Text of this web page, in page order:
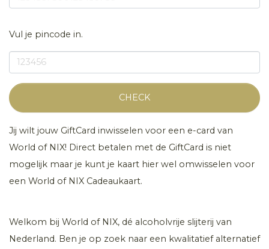
Vul je pincode in.
CHECK
Jij wilt jouw GiftCard inwisselen voor een e-card van
World of NIX! Direct betalen met de GiftCard is niet
mogelijk maar je kunt je kaart hier wel omwisselen voor
een World of NIX Cadeaukaart.
Welkom bij World of NIX, dé alcoholvrije slijterij van
Nederland. Ben je op zoek naar een kwalitatief alternatief